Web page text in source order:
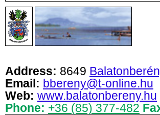
Address: 8649
Email: bbereny@t-online.hu
Web: www.balatonbereny.hu
Phone: +36 (85) 377-482